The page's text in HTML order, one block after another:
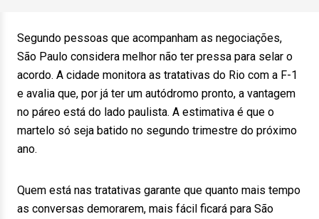
Segundo pessoas que acompanham as negociações,
São Paulo considera melhor não ter pressa para selar o
acordo. A cidade monitora as tratativas do Rio com a F-1
e avalia que, por já ter um autódromo pronto, a vantagem
no páreo está do lado paulista. A estimativa é que o
martelo só seja batido no segundo trimestre do próximo
ano.
Quem está nas tratativas garante que quanto mais tempo
as conversas demorarem, mais fácil ficará para São